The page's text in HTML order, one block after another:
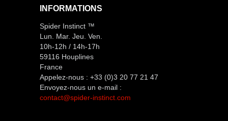
INFORMATIONS
Spider Instinct ™
Lun. Mar. Jeu. Ven.
10h-12h / 14h-17h
59116 Houplines
France
Appelez-nous : +33 (0)3 20 77 21 47
Envoyez-nous un e-mail :
contact@spider-instinct.com